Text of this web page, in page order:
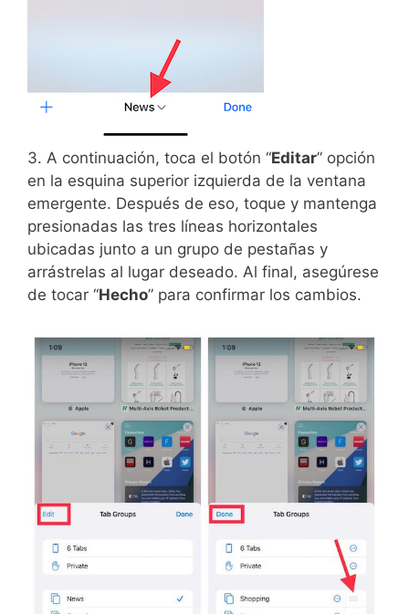
3. A continuación, toca el botón “Editar” opción
en la esquina superior izquierda de la ventana
emergente. Después de eso, toque y mantenga
presionadas las tres líneas horizontales
ubicadas junto a un grupo de pestañas y
arrástrelas al lugar deseado. Al final, asegúrese
de tocar “Hecho” para confirmar los cambios.